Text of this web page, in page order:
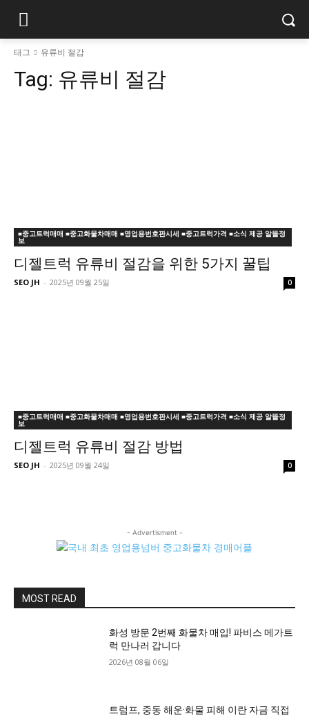
태그 유류비 절감
Tag: 유류비 절감
■중고트럭매매 ■중고화물차매매 ■영업용번호판시세 ■중고트럭가격 ■소식 제공 알뜰정
보
디젤트럭 유류비 절감을 위한 5가지 꿀팁
SEO JH - 2025년 09월 25일 0
■중고트럭매매 ■중고화물차매매 ■영업용번호판시세 ■중고트럭가격 ■소식 제공 알뜰정
보
디젤트럭 유류비 절감 방법
SEO JH - 2025년 09월 24일 0
- Advertisment -
MOST READ
화성 방문 2번째 화물차 매입! 파비스 메가트
럭 만나러 갑니다
2026년 08월 06일
트럼프, 중동 해운·화물 피해 이란 자금 직접